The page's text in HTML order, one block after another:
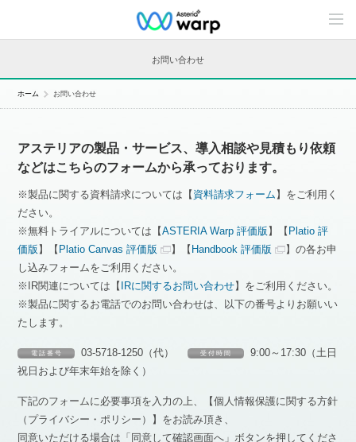
C
n
n
お問い合わせ
ホーム お問い合わせ
アステリアの製品・サービス、導入相談や見積もり依頼
などはこちらのフォームから承っております。
※製品に関する資料請求については【 資料請求フォーム 】をご利用く
ださい。
※無料トライアルについては【ASTERIA Warp 評価版 】【 Platio 評
価版 】【 Platio Canvas 評価版 】【 Handbook 評価版
】の各お申
し込みフォームをご利用ください。
※IR関連については【 IRに関するお問い合わせ】をご利用ください。
※製品に関するお電話でのお問い合わせは、以下の番号よりお願いい
たします。
電 話 番 号 03-5718-1250（代） 受 付 時 間
9:00～17:30（土日
祝日および年末年始を除く）
下記のフォームに必要事項を入力の上、【個人情報保護に関する方針
（プライバシー・ポリシー）】をお読み頂き、
同意いただける場合は「同意して確認画面へ」ボタンを押してくださ